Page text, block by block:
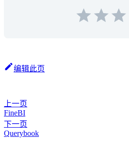
编辑此页
上一页
FineBI
下一页
Querybook